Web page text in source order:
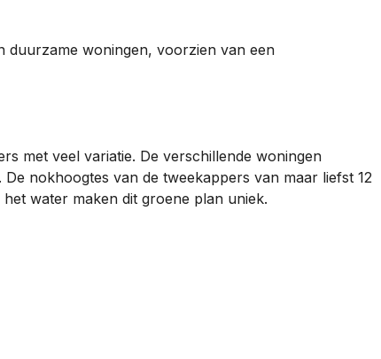
duurzame woningen, voorzien van een
met veel variatie. De verschillende woningen
nokhoogtes van de tweekappers van maar liefst 12
water maken dit groene plan uniek.